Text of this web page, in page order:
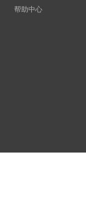
帮助中心